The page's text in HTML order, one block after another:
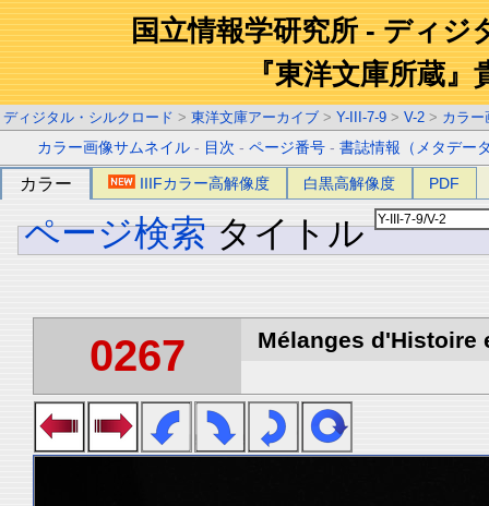
国立情報学研究所 - ディジ
『東洋文庫所蔵』
ディジタル・シルクロード > 東洋文庫アーカイブ > Y-III-7-9 > V-2 > カラー
カラー画像サムネイル - 目次 -ページ番号 -書誌情報（メタデー
カラー IIIFカラー高解像度 白黒高解像度 PDF
ページ検索 タイトル
0267 Mélanges d'Histoire